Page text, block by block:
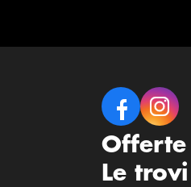
Offerte
Le